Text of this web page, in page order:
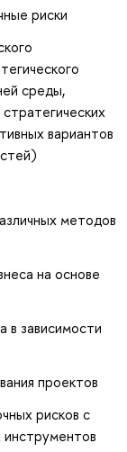
риски
среды,
вариантов
методов
на основе
в зависимости
проектов
рисков с
инструментов